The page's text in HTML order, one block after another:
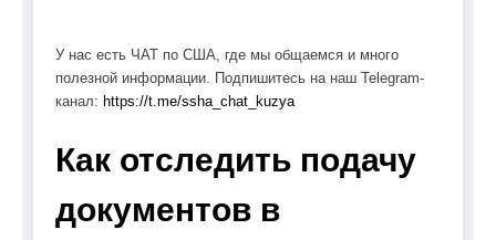
У нас есть ЧАТ по США, где мы общаемся и много
полезной информации. Подпишитесь на наш Telegram-
канал: https://t.me/ssha_chat_kuzya
Как отследить подачу
документов в